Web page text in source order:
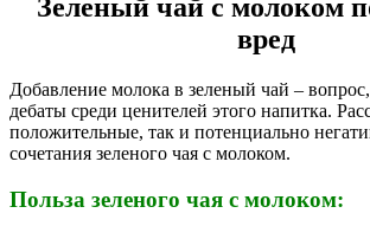
Зеленый чай с молоком
вред
Добавление молока в зеленый чай –
дебаты среди ценителей этого напитка.
положительные, так и потенциально
сочетания зеленого чая с молоком.
Польза зеленого чая с молоком: